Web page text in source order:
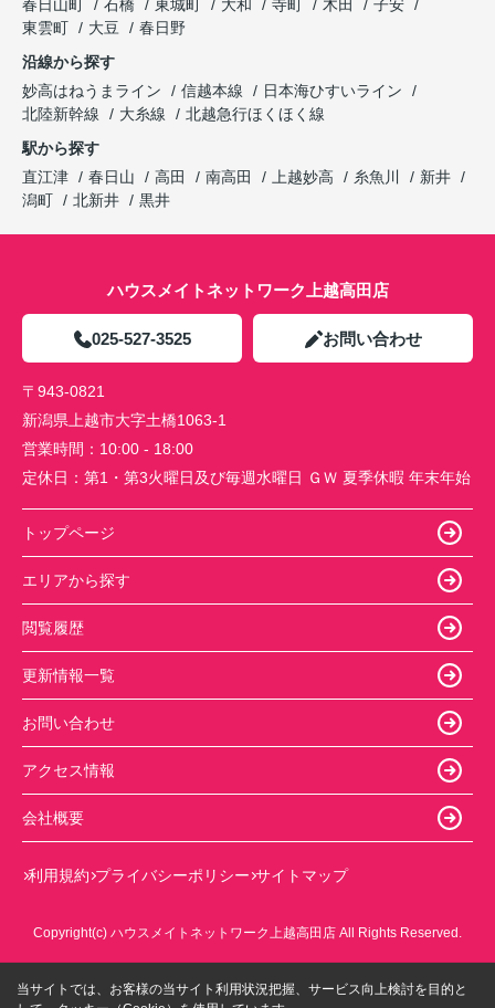
春日山町
石橋 東城町 大和 寺町 木田
子安
東雲町
大豆
春日野
沿線から探す
妙高はねうまライン
信越本線
日本海ひすいライン
北陸新幹線
大糸線
北越急行ほくほく線
駅から探す
直江津
春日山 高田 南高田 上越妙高 糸魚川
新井
潟町
北新井 黒井
ハウスメイトネットワーク上越高田店
025-527-3525 お問い合わせ
〒943-0821
新潟県上越市大字土橋1063-1
営業時間： 10:00 - 18:00
定休日： 第1・第3火曜日及び毎週水曜日 ＧＷ 夏季休暇 年末年始
トップページ
エリアから探す
閲覧履歴
更新情報一覧
お問い合わせ
アクセス情報
会社概要
利用規約 プライバシーポリシー サイトマップ
Copyright(c) ハウスメイトネットワーク上越高田店 All Rights Reserved.
当サイトでは、お客様の当サイト利用状況把握、サービス向上検討を目的と